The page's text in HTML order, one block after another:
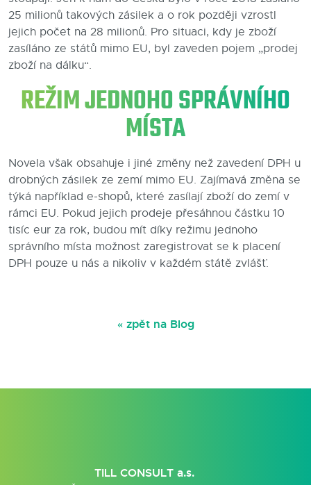
25 milionů takových zásilek a o rok později vzrostl
jejich počet na 28 milionů. Pro situaci, kdy je zboží
zasíláno ze států mimo EU, byl zaveden pojem „prodej
zboží na dálku“.
REŽIM JEDNOHO SPRÁVNÍHO
MÍSTA
Novela však obsahuje i jiné změny než zavedení DPH u
drobných zásilek ze zemí mimo EU. Zajímavá změna se
týká například e-shopů, které zasílají zboží do zemí v
rámci EU. Pokud jejich prodeje přesáhnou částku 10
tisíc eur za rok, budou mít díky režimu jednoho
správního místa možnost zaregistrovat se k placení
DPH pouze u nás a nikoliv v každém státě zvlášť.
« zpět na Blog
TILL CONSULT a.s.